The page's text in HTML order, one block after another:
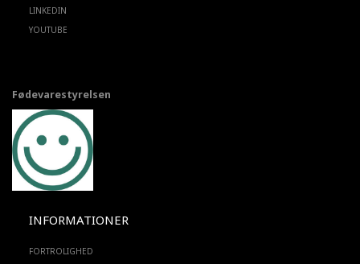
LINKEDIN
YOUTUBE
Fødevarestyrelsen
INFORMATIONER
FORTROLIGHED